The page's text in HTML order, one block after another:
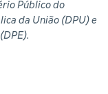
Público do
da União (DPU) e